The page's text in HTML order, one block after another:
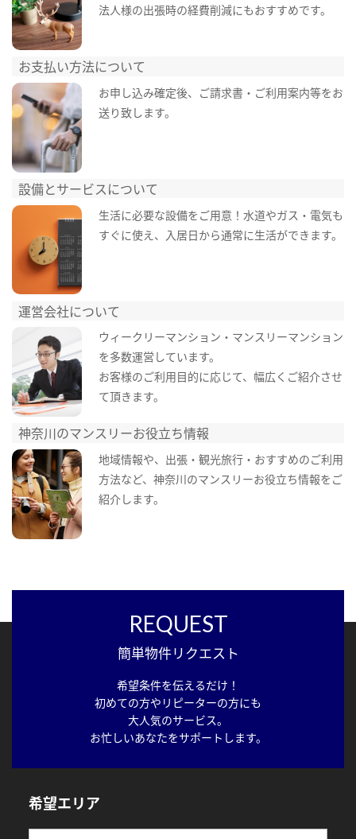
法人様の出張時の経費削減にもおすすめです。
お支払い方法について
お申し込み確定後、ご請求書・ご利用案内等をお
送り致します。
設備とサービスについて
生活に必要な設備をご用意！水道やガス・電気も
すぐに使え、入居日から通常に生活ができます。
運営会社について
ウィークリーマンション・マンスリーマンション
を多数運営しています。
お客様のご利用目的に応じて、幅広くご紹介させ
て頂きます。
神奈川のマンスリーお役立ち情報
地域情報や、出張・観光旅行・おすすめのご利用
方法など、神奈川のマンスリーお役立ち情報をご
紹介します。
REQUEST
簡単物件リクエスト
希望条件を伝えるだけ！
初めての方やリピーターの方にも
大人気のサービス。
お忙しいあなたをサポートします。
希望エリア